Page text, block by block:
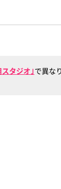
タジオ｣で異な